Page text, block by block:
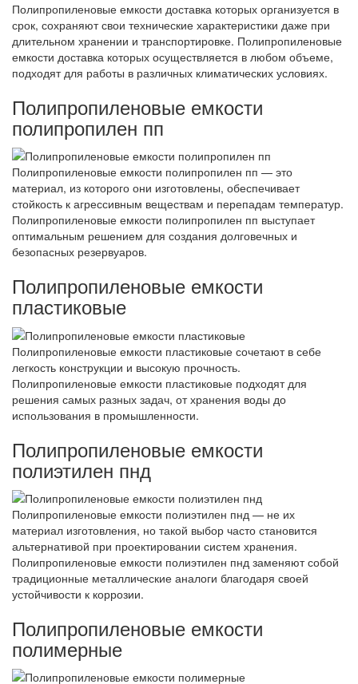
Полипропиленовые емкости доставка которых организуется в
срок, сохраняют свои технические характеристики даже при
длительном хранении и транспортировке. Полипропиленовые
емкости доставка которых осуществляется в любом объеме,
подходят для работы в различных климатических условиях.
Полипропиленовые емкости
полипропилен пп
Полипропиленовые емкости полипропилен пп — это
материал, из которого они изготовлены, обеспечивает
стойкость к агрессивным веществам и перепадам температур.
Полипропиленовые емкости полипропилен пп выступает
оптимальным решением для создания долговечных и
безопасных резервуаров.
Полипропиленовые емкости
пластиковые
Полипропиленовые емкости пластиковые сочетают в себе
легкость конструкции и высокую прочность.
Полипропиленовые емкости пластиковые подходят для
решения самых разных задач, от хранения воды до
использования в промышленности.
Полипропиленовые емкости
полиэтилен пнд
Полипропиленовые емкости полиэтилен пнд — не их
материал изготовления, но такой выбор часто становится
альтернативой при проектировании систем хранения.
Полипропиленовые емкости полиэтилен пнд заменяют собой
традиционные металлические аналоги благодаря своей
устойчивости к коррозии.
Полипропиленовые емкости
полимерные